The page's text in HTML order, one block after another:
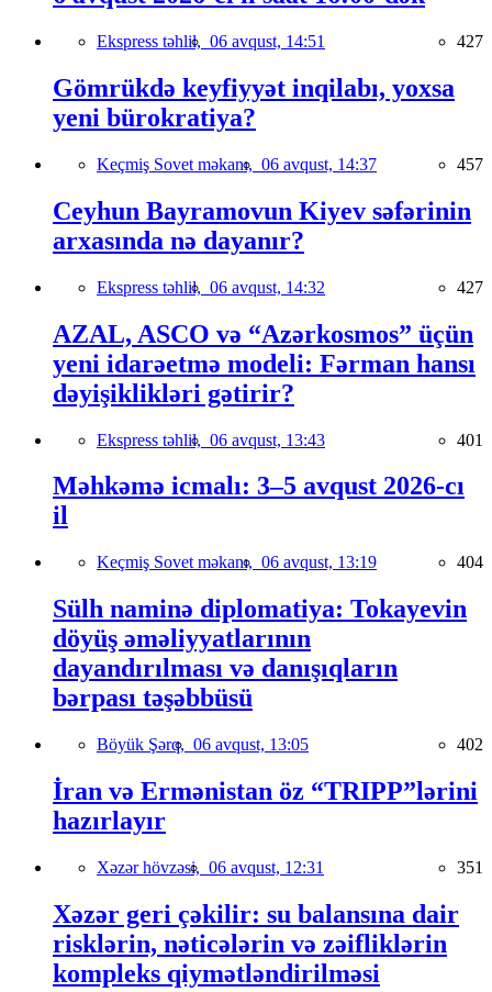
Ekspress təhlil, 06 avqust, 14:51 427
Gömrükdə keyfiyyət inqilabı, yoxsa
yeni bürokratiya?
Keçmiş Sovet məkanı, 06 avqust, 14:37 457
Ceyhun Bayramovun Kiyev səfərinin
arxasında nə dayanır?
Ekspress təhlil, 06 avqust, 14:32 427
AZAL, ASCO və “Azərkosmos” üçün
yeni idarəetmə modeli: Fərman hansı
dəyişiklikləri gətirir?
Ekspress təhlil, 06 avqust, 13:43 401
Məhkəmə icmalı: 3–5 avqust 2026-cı
il
Keçmiş Sovet məkanı, 06 avqust, 13:19 404
Sülh naminə diplomatiya: Tokayevin
döyüş əməliyyatlarının
dayandırılması və danışıqların
bərpası təşəbbüsü
Böyük Şərq, 06 avqust, 13:05 402
İran və Ermənistan öz “TRIPP”lərini
hazırlayır
Xəzər hövzəsi, 06 avqust, 12:31 351
Xəzər geri çəkilir: su balansına dair
risklərin, nəticələrin və zəifliklərin
kompleks qiymətləndirilməsi